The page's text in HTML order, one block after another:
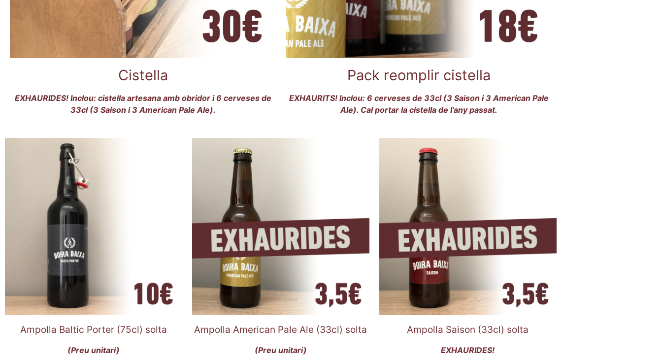
Cistella
EXHAURIDES! Inclou: cistella artesana amb obridor i 6 cerveses de
33cl (3 Saison i 3 American Pale Ale).
Pack reomplir cistella
EXHAURITS! Inclou: 6 cerveses de 33cl (3 Saison i 3 American Pale
Ale). Cal portar la cistella de l’any passat.
Ampolla Baltic Porter (75cl) solta
(Preu unitari)
Ampolla American Pale Ale (33cl) solta
(Preu unitari)
Ampolla Saison (33cl) solta
EXHAURIDES!